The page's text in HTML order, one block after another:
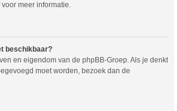
voor meer informatie.
beschikbaar?
en eigendom van de phpBB-Groep. Als je denkt
moet worden, bezoek dan de